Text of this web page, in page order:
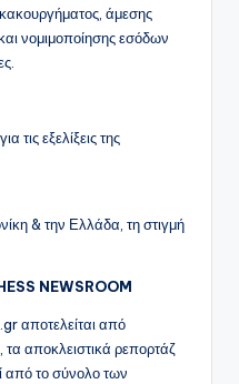
άμεσης
νομιμοποίησης εσόδων
τις εξελίξεις της
& την Ελλάδα, τη στιγμή
NEWSROOM
αποτελείται από
αποκλειστικά ρεπορτάζ
από το σύνολο των